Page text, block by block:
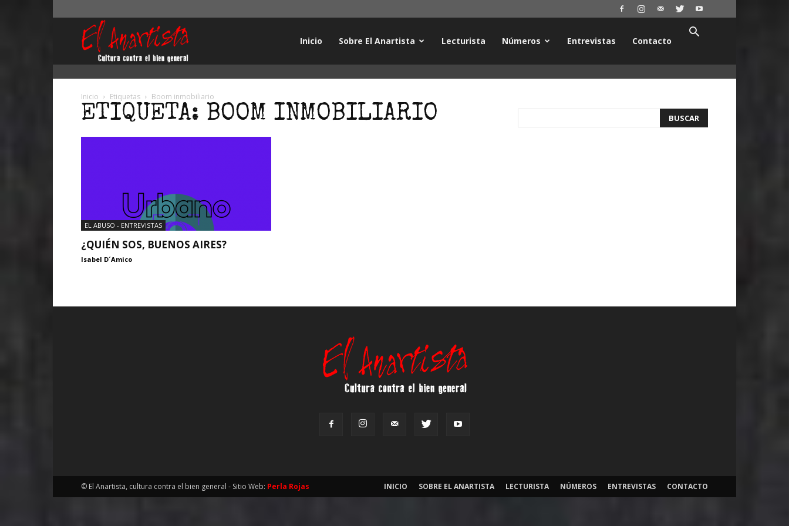
Inicio Sobre El Anartista Lecturista Números Entrevistas Contacto
Inicio Etiquetas Boom inmobiliario
ETIQUETA: BOOM INMOBILIARIO
EL ABUSO - ENTREVISTAS
¿QUIÉN SOS, BUENOS AIRES?
Isabel D´Amico
INICIO SOBRE EL ANARTISTA LECTURISTA NÚMEROS ENTREVISTAS CONTACTO
© El Anartista, cultura contra el bien general - Sitio Web: Perla Rojas